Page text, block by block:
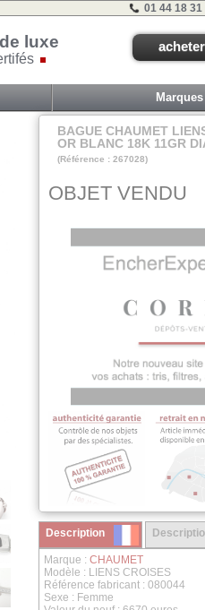
01 44 18 31
luxe acheter
Marques
BAGUE CHAUMET
OR BLANC 18K 11GR
(Référence : 267028)
OBJET VENDU
Description
Marque : CHAUMET
Modèle : LIENS CROISES
Référence fabricant : 080044
Sexe : Femme